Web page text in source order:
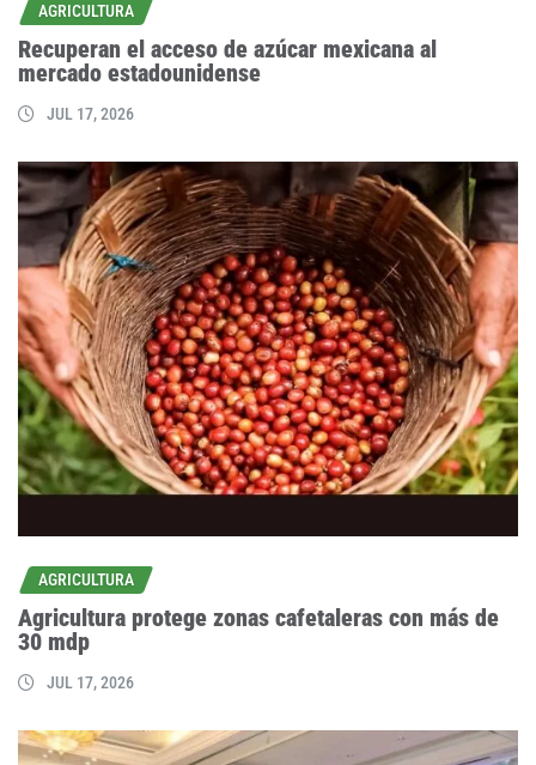
AGRICULTURA
Recuperan el acceso de azúcar mexicana al
mercado estadounidense
JUL 17, 2026
AGRICULTURA
Agricultura protege zonas cafetaleras con más de
30 mdp
JUL 17, 2026